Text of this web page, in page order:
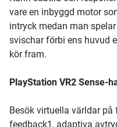
vare en inbyggd motor
intryck medan man
svischar förbi ens huvud
kör fram.
PlayStation VR2 Sense-
Besök virtuella världar
feedback1, adaptiva